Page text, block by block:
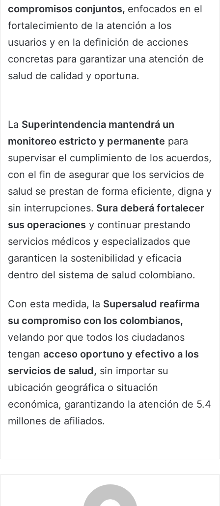
compromisos conjuntos, enfocados en el
fortalecimiento de la atención a los
usuarios y en la definición de acciones
concretas para garantizar una atención de
salud de calidad y oportuna.
La Superintendencia mantendrá un
monitoreo estricto y permanente para
supervisar el cumplimiento de los acuerdos,
con el fin de asegurar que los servicios de
salud se prestan de forma eficiente, digna y
sin interrupciones. Sura deberá fortalecer
sus operaciones y continuar prestando
servicios médicos y especializados que
garanticen la sostenibilidad y eficacia
dentro del sistema de salud colombiano.
Con esta medida, la Supersalud reafirma
su compromiso con los colombianos,
velando por que todos los ciudadanos
tengan acceso oportuno y efectivo a los
servicios de salud, sin importar su
ubicación geográfica o situación
económica, garantizando la atención de 5.4
millones de afiliados.